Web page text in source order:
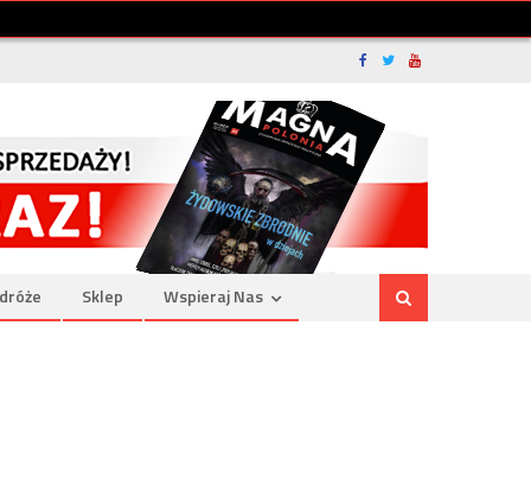
Sklep Wspieraj Nas